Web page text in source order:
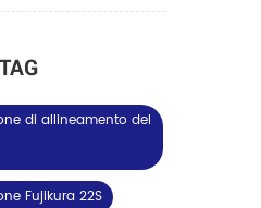
TAG
di allineamento del
Fujikura 22S